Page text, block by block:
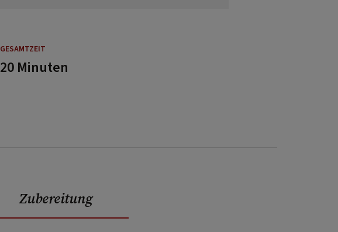
GESAMTZEIT
20 Minuten
Zubereitung